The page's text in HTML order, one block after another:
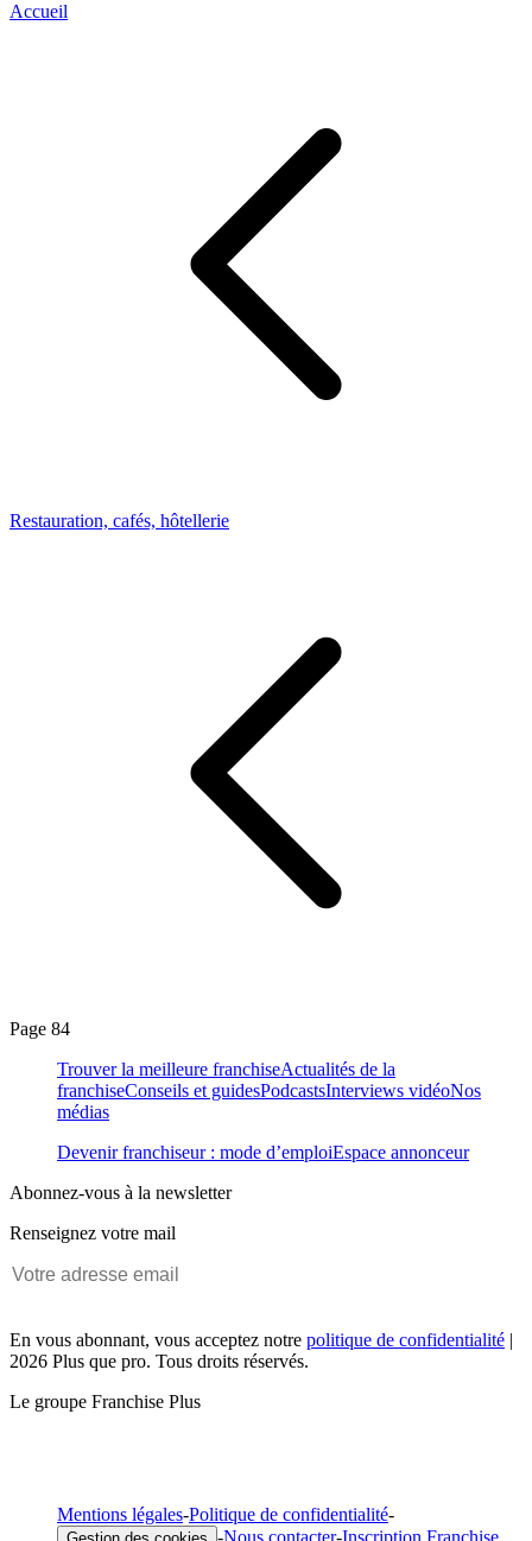
Accueil
Restauration, cafés, hôtellerie
Page 84
Trouver la meilleure franchiseActualités de la
franchiseConseils et guidesPodcastsInterviews vidéoNos
médias
Devenir franchiseur : mode d’emploiEspace annonceur
Abonnez-vous à la newsletter
Renseignez votre mail
En vous abonnant, vous acceptez notre politique de confidentialité |
2026 Plus que pro. Tous droits réservés.
Le groupe Franchise Plus
Mentions légales-Politique de confidentialité-